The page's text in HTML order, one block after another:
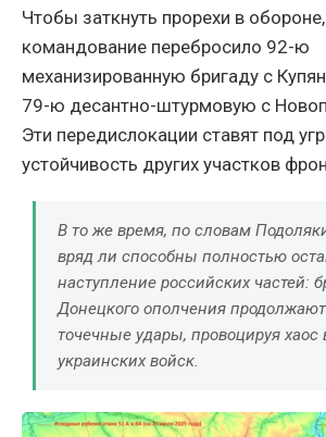
Чтобы заткнуть прорехи в
командование перебросило 92-ю
механизированную бригаду с
79-ю десантно-штурмовую с
Эти передислокации ставят под
устойчивость других участков
В то же время, по словам
вряд ли способны полностью
наступление российских частей:
Донецкого ополчения
точечные удары, провоцируя хаос
украинских войск.